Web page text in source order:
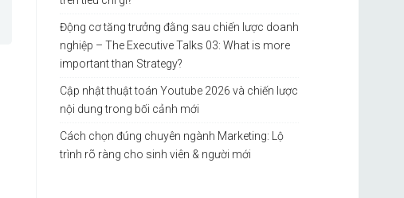
Động cơ tăng trưởng đằng sau chiến lược doanh
nghiệp – The Executive Talks 03: What is more
important than Strategy?
Cập nhật thuật toán Youtube 2026 và chiến lược
nội dung trong bối cảnh mới
Cách chọn đúng chuyên ngành Marketing: Lộ
trình rõ ràng cho sinh viên & người mới